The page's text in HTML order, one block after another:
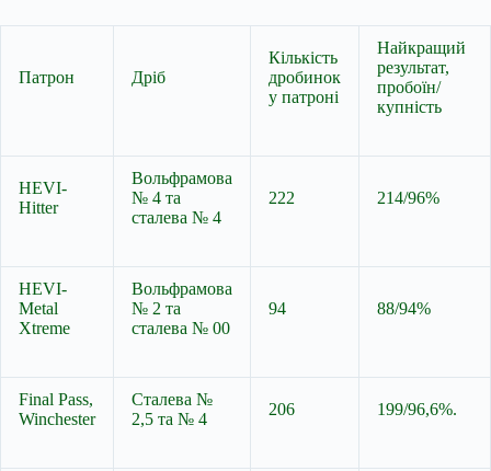
Патрон Дріб
Кількість
дробинок
у патроні
Найкращий
результат,
пробоїн/
купність
HEVI-
Hitter
Вольфрамова
№ 4 та
сталева № 4
222 214/96%
HEVI-
Metal
Xtreme
Вольфрамова
№ 2 та
сталева № 00
94 88/94%
Final Pass,
Winchester
Сталева №
2,5 та № 4
206 199/96,6%.